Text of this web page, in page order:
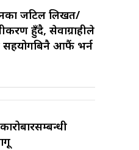
जटिल लिखत/
हुँदै, सेवाग्राहीले
आफैं भर्न